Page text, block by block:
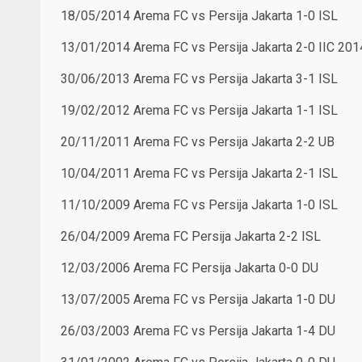
18/05/2014 Arema FC vs Persija Jakarta 1-0 ISL
13/01/2014 Arema FC vs Persija Jakarta 2-0 IIC
30/06/2013 Arema FC vs Persija Jakarta 3-1 ISL
19/02/2012 Arema FC vs Persija Jakarta 1-1 ISL
20/11/2011 Arema FC vs Persija Jakarta 2-2 UB
10/04/2011 Arema FC vs Persija Jakarta 2-1 ISL
11/10/2009 Arema FC vs Persija Jakarta 1-0 ISL
26/04/2009 Arema FC Persija Jakarta 2-2 ISL
12/03/2006 Arema FC Persija Jakarta 0-0 DU
13/07/2005 Arema FC vs Persija Jakarta 1-0 DU
26/03/2003 Arema FC vs Persija Jakarta 1-4 DU